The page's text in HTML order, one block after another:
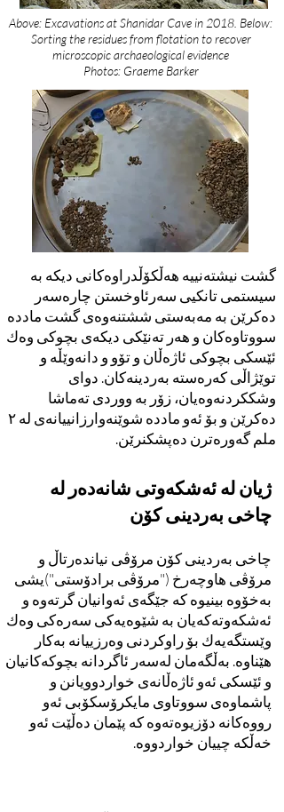
Above: Excavations at Shanidar Cave in 2018. Below:
Sorting the residues from flotation to recover
microscopic archaeological evidence
Photos: Graeme Barker
گشت نیشتەنییە هەڵکۆڵدراوەکانی دیکە بە
سیستمی تانکیی سەرئاوخستن چارەسەر
دەکرێن بە مەبەستی ششتنەوەی گشت ماددە
سووتاوەکان و هەر تەنێکی دیکەی بچوكی وەك
ئێسکی بچوکی ئاژەڵان و تۆو و دانەوێڵە و
توێژاڵی کەرەستە بەردینەکان. دوای
وشککردنەوەیان، زۆر بە ووردی تەماشا
دەکرێن و بۆ ئەو ماددە شوێنەوارزانییانەی لە ٢
ملم گەورەترن دەپشکنرێن.
ژیان لە ئەشکەوتی شانەدەر لە
چاخی بەردینی کۆن
چاخی بەردینی کۆن مرۆڤی نیاندەرتاڵ و
مرۆڤی هاوچەرخ ("مرۆڤی برادۆستی")یشی
بەخۆوە بینیوە کە جێگەی ئەوانیان گرتەوە و
ئەشکەوتەکەیان بە شێوەیەکی سەرەکی وەك
وێستگەیەك بۆ راوکردنی وەرزییانە بەکار
هێناوە. بەڵگەمان لەسەر ئاگردانە بچوکەکانیان
و ئێسکی ئەو ئاژەڵانەی خواردوویانن و
پاشماوەی سووتاوی مایکرۆسکۆبی ئەو
رووەکانە دۆزیوەتەوە کە پێمان دەڵێت ئەو
خەڵکە چییان خواردووە.